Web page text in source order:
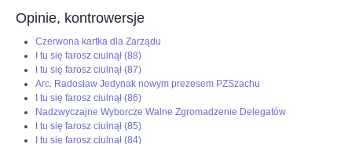
Opinie, kontrowersje
Czerwona kartka dla Zarządu
I tu się farosz ciulnął (88)
I tu się farosz ciulnął (87)
Arc. Radosław Jedynak nowym prezesem PZSzachu
I tu się farosz ciulnął (86)
Nadzwyczajne Wyborcze Walne Zgromadzenie Delegatów
I tu się farosz ciulnął (85)
I tu się farosz ciulnął (84)